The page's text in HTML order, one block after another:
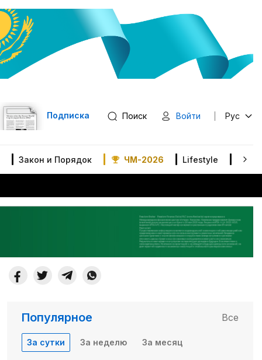
Подписка Поиск Войти Рус
Закон и Порядок ЧМ-2026 Lifestyle В
Популярное Все
За сутки За неделю За месяц